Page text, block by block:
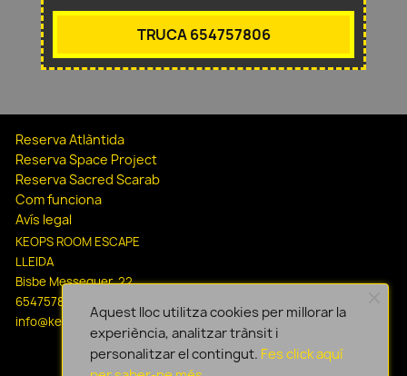
TRUCA 654757806
Reserva Atlàntida
Reserva Space Project
Reserva Sacred Scarab
Com funciona
Avís legal
KEOPS ROOM ESCAPE
LLEIDA
Bisbe Messeguer, 22
654757806
info@keopsescapelleida.com
Aquest lloc utilitza cookies per millorar la
experiència, analitzar trànsit i
personalitzar el contingut. Fes click aquí